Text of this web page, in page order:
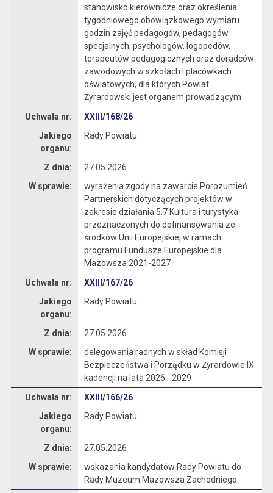
stanowisko kierownicze oraz określenia
tygodniowego obowiązkowego wymiaru
godzin zajęć pedagogów, pedagogów
specjalnych, psychologów, logopedów,
terapeutów pedagogicznych oraz doradców
zawodowych w szkołach i placówkach
oświatowych, dla których Powiat
Żyrardowski jest organem prowadzącym
Uchwała nr:
XXIII/168/26
Jakiego
organu:
Rady Powiatu
Z dnia:
27.05.2026
W sprawie:
wyrażenia zgody na zawarcie Porozumień
Partnerskich dotyczących projektów w
zakresie działania 5.7 Kultura i turystyka
przeznaczonych do dofinansowania ze
środków Unii Europejskiej w ramach
programu Fundusze Europejskie dla
Mazowsza 2021-2027
Uchwała nr:
XXIII/167/26
Jakiego
organu:
Rady Powiatu
Z dnia:
27.05.2026
W sprawie:
delegowania radnych w skład Komisji
Bezpieczeństwa i Porządku w Żyrardowie IX
kadencji na lata 2026 - 2029
Uchwała nr:
XXIII/166/26
Jakiego
organu:
Rady Powiatu
Z dnia:
27.05.2026
W sprawie:
wskazania kandydatów Rady Powiatu do
Rady Muzeum Mazowsza Zachodniego